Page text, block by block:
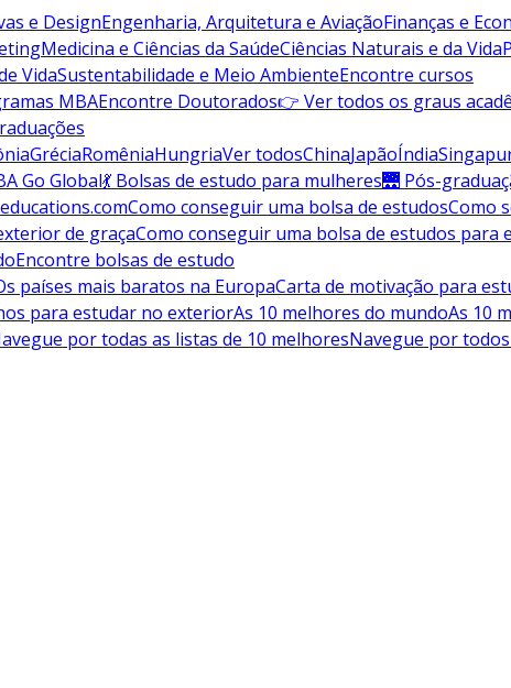
e DesignEngenharia, Arquitetura e AviaçãoFinanças e
Medicina e Ciências da SaúdeCiências Naturais e da Vida
VidaSustentabilidade e Meio AmbienteEncontre cursos
MBAEncontre Doutorados👉 Ver todos os graus
GréciaRomêniaHungriaVer todosChinaJapãoÍndia
Go Global💃 Bolsas de estudo para mulheres🌉 Pós-
Como conseguir uma bolsa de estudosComo
de graçaComo conseguir uma bolsa de estudos para
Encontre bolsas de estudo
países mais baratos na EuropaCarta de motivação para
para estudar no exteriorAs 10 melhores do mundoAs 10
por todas as listas de 10 melhoresNavegue por